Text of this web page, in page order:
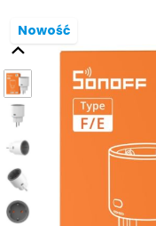
Nowość